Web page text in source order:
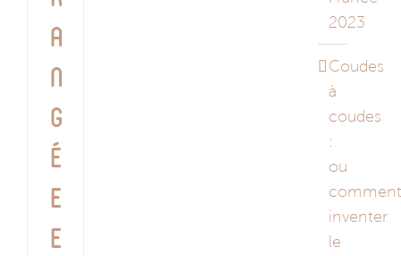
a
n
g
é
e
e
2023
Coudes
à
coudes
:
ou
comment
inventer
le